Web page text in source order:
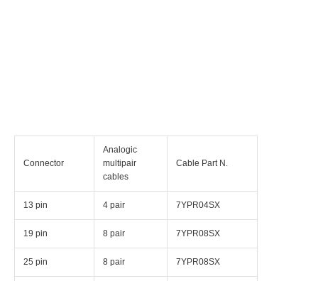
Connector
Analogic
multipair
cables
Cable Part N.
13 pin 4 pair 7YPR04SX
19 pin 8 pair 7YPR08SX
25 pin 8 pair 7YPR08SX